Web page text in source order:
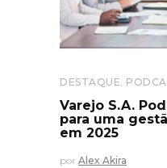
DESTAQUE,
Varejo S.A.
para uma
em 2025
por Alex Akira